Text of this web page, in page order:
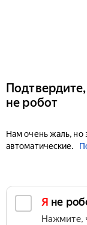
не робот
Нам очень жаль, но
автоматические.
Я не
Нажмите,